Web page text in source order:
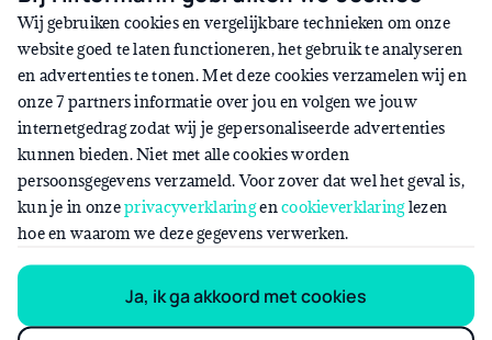
Klanten over onze
mobiliteitsoplossingen
Elke situatie is anders en vraagt om een eigen, ideale aanpak.
Ontdek in de cases van andere ondernemers en zakelijke
klanten hoe operational lease heeft geholpen met hun
mobiliteitswensen.
Wij gebruiken cookies en vergelijkbare technieken om onze
website goed te laten functioneren, het gebruik te analyseren
en advertenties te tonen. Met deze cookies verzamelen wij en
onze 7 partners informatie over jou en volgen we jouw
internetgedrag zodat wij je gepersonaliseerde advertenties
kunnen bieden. Niet met alle cookies worden
persoonsgegevens verzameld. Voor zover dat wel het geval is,
kun je in onzeprivacyverklaringen cookieverklaringlezen
hoe en waarom we deze gegevens verwerken.
Ja, ik ga akkoord met cookies